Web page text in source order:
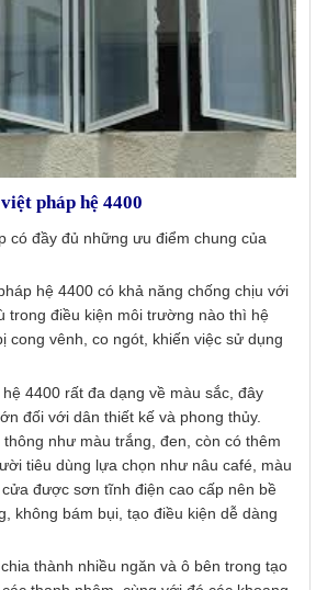
pháp hệ 4400
có đầy đủ những ưu điểm chung của
hệ 4400 có khả năng chống chịu với
trong điều kiện môi trường nào thì hệ
cong vênh, co ngót, khiến việc sử dụng
4400 rất đa dạng về màu sắc, đây
đối với dân thiết kế và phong thủy.
như màu trắng, đen, còn có thêm
tiêu dùng lựa chọn như nâu café, màu
được sơn tĩnh điện cao cấp nên bề
không bám bụi, tạo điều kiện dễ dàng
thành nhiều ngăn và ô bên trong tạo